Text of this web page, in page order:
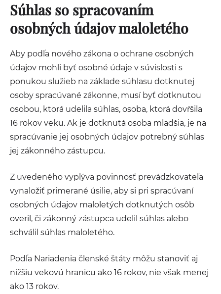
Súhlas so spracovaním
osobných údajov maloletého
Aby podľa nového zákona o ochrane osobných
údajov mohli byť osobné údaje v súvislosti s
ponukou služieb na základe súhlasu dotknutej
osoby spracúvané zákonne, musí byť dotknutou
osobou, ktorá udelila súhlas, osoba, ktorá dovŕšila
16 rokov veku. Ak je dotknutá osoba mladšia, je na
spracúvanie jej osobných údajov potrebný súhlas
jej zákonného zástupcu.
Z uvedeného vyplýva povinnosť prevádzkovateľa
vynaložiť primerané úsilie, aby si pri spracúvaní
osobných údajov maloletých dotknutých osôb
overil, či zákonný zástupca udelil súhlas alebo
schválil súhlas maloletého.
Podľa Nariadenia členské štáty môžu stanoviť aj
nižšiu vekovú hranicu ako 16 rokov, nie však menej
ako 13 rokov.